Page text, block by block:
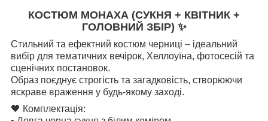
КОСТЮМ МОНАХА (СУКНЯ + КВІТНИК +
ГОЛОВНИЙ ЗБІР) ✨
Стильний та ефектний костюм черниці – ідеальний
вибір для тематичних вечірок, Хеллоуїна, фотосесій та
сценічних постановок.
Образ поєднує строгість та загадковість, створюючи
яскраве враження у будь-якому заході.
🖤 ​​Комплектація: